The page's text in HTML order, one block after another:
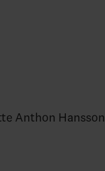
Anthon Hansson